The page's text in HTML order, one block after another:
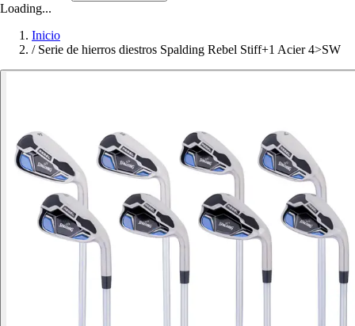
Loading...
Inicio
/ Serie de hierros diestros Spalding Rebel Stiff+1 Acier 4>SW